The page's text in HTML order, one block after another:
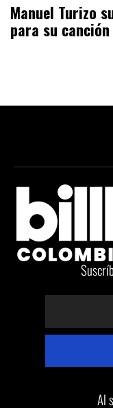
Manuel Turizo
para su canción
Al